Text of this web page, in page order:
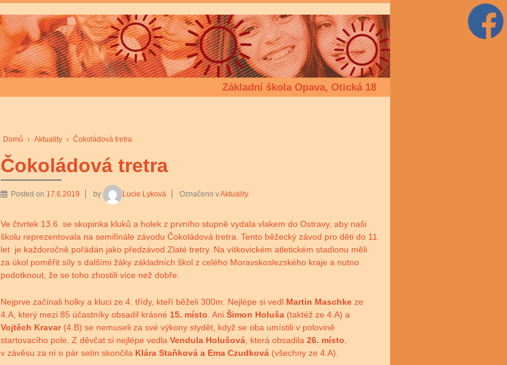
Základní škola Opava, Otická 18
Domů › Aktuality › Čokoládová tretra
Čokoládová tretra
Posted on 17.6.2019 by Lucie Lyková Označeno vAktuality
Ve čtvrtek 13.6. se skupinka kluků a holek z prvního stupně vydala vlakem do Ostravy, aby naši
školu reprezentovala na semifinále závodu Čokoládová tretra. Tento běžecký závod pro děti do 11
let je každoročně pořádán jako předzávod Zlaté tretry. Na vítkovickém atletickém stadionu měli
za úkol poměřit síly s dalšími žáky základních škol z celého Moravskoslezského kraje a nutno
podotknout, že se toho zhostili více než dobře.
Nejprve začínali holky a kluci ze 4. třídy, kteří běželi 300m. Nejlépe si vedl Martin Maschkeze
4.A, který mezi 85 účastníky obsadil krásné 15. místo . AniŠimon Holuša (taktéž ze 4.A) a
Vojtěch Kravar(4.B) se nemuseli za své výkony stydět, když se oba umístili v polovině
startovacího pole. Z děvčat si nejlépe vedlaVendula Holušová , která obsadila26. místo
v závěsu za ní o pár setin skončila Klára Staňková a Ema Czudková (všechny ze 4.A).